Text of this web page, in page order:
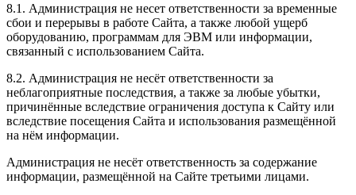
8.1. Администрация не несет ответственности за временные
сбои и перерывы в работе Сайта, а также любой ущерб
оборудованию, программам для ЭВМ или информации,
связанный с использованием Сайта.
8.2. Администрация не несёт ответственности за
неблагоприятные последствия, а также за любые убытки,
причинённые вследствие ограничения доступа к Сайту или
вследствие посещения Сайта и использования размещённой
на нём информации.
Администрация не несёт ответственность за содержание
информации, размещённой на Сайте третьими лицами.